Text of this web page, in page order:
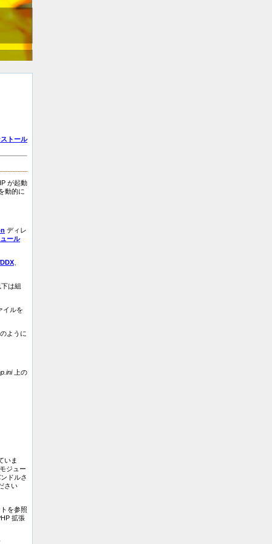
トール
が起動
動的に
ディレ
ール
は組
イルを
ように
上の
いま
ジュー
ドルさ
さい
を参照
拡張